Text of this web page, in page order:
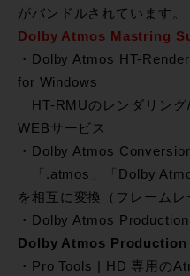
がバンドルされています。
Dolby Atmos Mastring
・Dolby Atmos HT-
for Windows
HT-RMUのレンダリング
WEBサービス
・Dolby Atmos
「.atmos」「Dolby
を相互に変換（フレームレ
・Dolby Atmos
Dolby Atmos Production
・Pro Tools | HD 専用の